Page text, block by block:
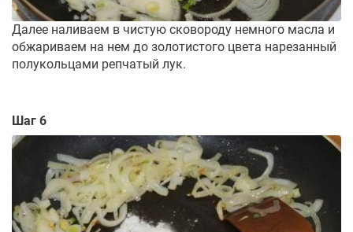
Далее наливаем в чистую сковороду немного масла и
обжариваем на нем до золотистого цвета нарезанный
полукольцами репчатый лук.
Шаг 6